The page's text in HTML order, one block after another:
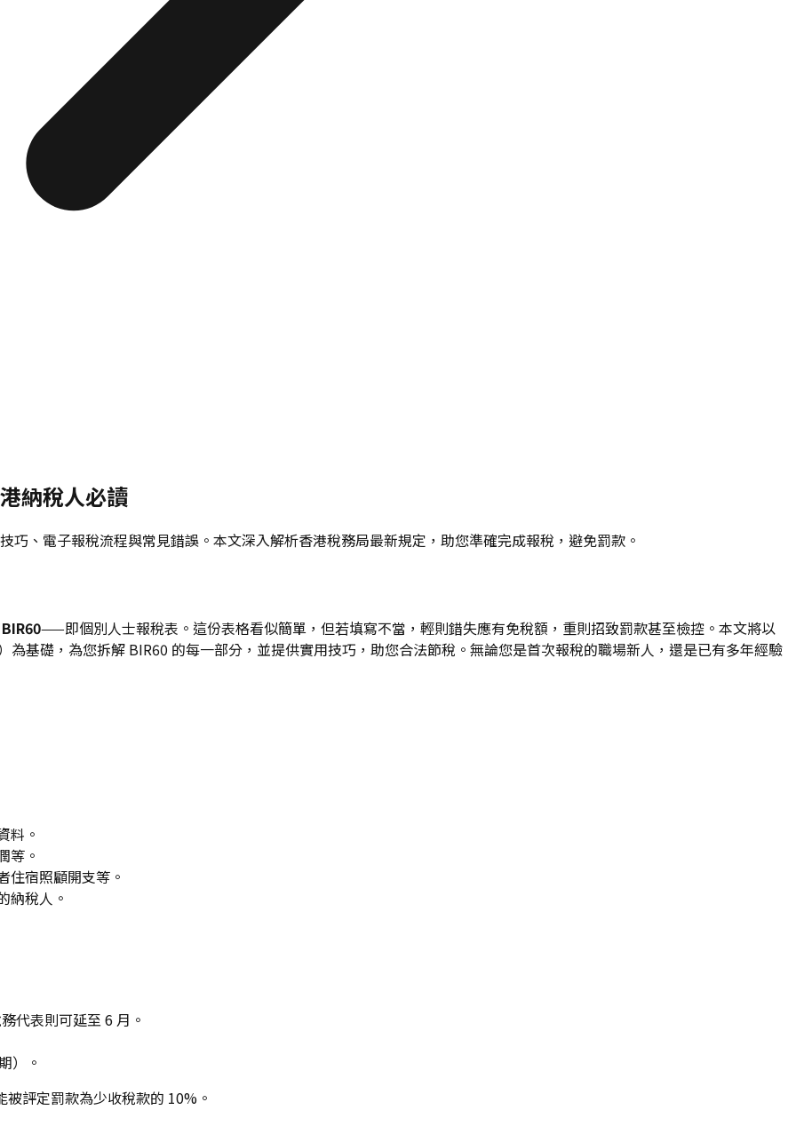
納稅人必讀
、電子報稅流程與常見錯誤。本文深入解析香港稅務局最新規定，助您準確完成報稅，避免罰款。
——即個別人士報稅表。這份表格看似簡單，但若填寫不當，輕則錯失應有免稅額，重則招致罰款甚至檢控。本文將以
基礎，為您拆解 BIR60 的每一部分，並提供實用技巧，助您合法節稅。無論您是首次報稅的職場新人，還是已有多年經驗
料。
等。
宿照顧開支等。
納稅人。
代表則可延至 6 月。
）。
評定罰款為少收稅款的 10%。